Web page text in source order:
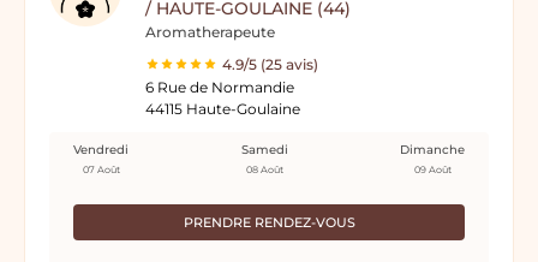
/ HAUTE-GOULAINE (44)
Aromatherapeute
4.9/5 (25 avis)
6 Rue de Normandie
44115 Haute-Goulaine
PRENDRE RENDEZ-VOUS
Vendredi
07 Août
Samedi
08 Août
Dimanche
09 Août